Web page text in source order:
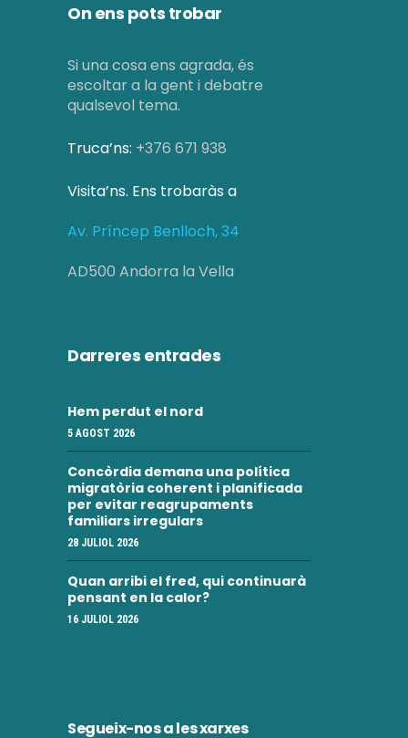
On ens pots trobar
Si una cosa ens agrada, és
escoltar a la gent i debatre
qualsevol tema.
Truca’ns: +376 671 938
Visita’ns. Ens trobaràs a
Av. Príncep Benlloch, 34
AD500 Andorra la Vella
Darreres entrades
Hem perdut el nord
5 AGOST 2026
Concòrdia demana una política
migratòria coherent i planificada
per evitar reagrupaments
familiars irregulars
28 JULIOL 2026
Quan arribi el fred, qui continuarà
pensant en la calor?
16 JULIOL 2026
Segueix-nos a les xarxes